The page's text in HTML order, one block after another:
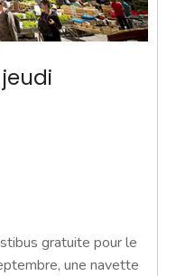
gratuite pour le
une navette